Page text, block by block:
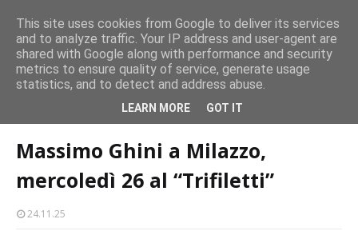
Milazzo 28ª Sagra del Pesce a Vaccarella: il programma
EVENTI
teatro-trifiletti
Massimo Ghini a Milazzo, mercoledì 26 al
Massimo Ghini a Milazzo,
mercoledì 26 al “Trifiletti”
24.11.25
This site uses cookies from Google to deliver its services
and to analyze traffic. Your IP address and user-agent are
shared with Google along with performance and security
metrics to ensure quality of service, generate usage
statistics, and to detect and address abuse.
LEARN MORE GOT IT